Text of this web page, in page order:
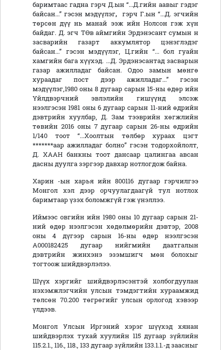
баримтаас гадна гэрч Д.ын “...Д.гийн аавыг гэдэг
байсан...” гэсэн мэдүүлэг, гэрч Г.ын “...Д. эгчийн
төрсөн дүү нь манай ээж ийн Нолсон гэж хүн
байдаг. Д. эгч ТӨв аймгийн Эрдэнэсант сумын н
засварийн газарт аккумлятор цэнэглэдэг
байсан...” гэсэн мэдүүлэг, Ц.гийн “... бол гуайн
хамгийн бага хүүхэд. ...Д. Эрдэнэсантад засварын
газар ажилладаг байсан. Одоо замын мөнгө
хураадаг пост дээр ажилладаг...” гэсэн
мэдүүлэг,1980 оны 8 дугаар сарын 15-ны өдөр ийн
Үйлдвэрчний эвлэлийн гишүүнд элсэж
нээлгэсэн 1981 оны 6 дугаар сарын 11-ний өдрийн
дэвтрийн хуулбар, Д. Зам тээврийн хөгжлийн
төвийн 2016 оны 7 дугаар сарын 26-ны өдрийн
1/140 тоот “...Хоолтын төлбөр хураах цэгт
*******аар ажилладаг болно” гэсэн тодорхойлолт,
Д. ХААН банкны тоот дансаар цалингаа авсан
дасны дуулга зэргээр давхар нотлогдож байна.
Харин -ын харья ийн 800116 дугаар гэрчилгээ
Монгол хэл дээр орчуулагдаагүй тул нотлох
баримтаар үзэх боломжгүй гэж үнэллээ.
Иймээс овгийн ийн 1980 оны 10 дугаар сарын 21-
ний өдөр нээлгэсэн хөдөлмөрийн дэвтэр, 2008
оны 4 дүгээр сарын 16-ны өдөр нээлгэсэн
А000182425 дугаар нийгмийн даатгалын
дэвтрийн жинхэнэ эзэмшигч мөн болохыг
тогтоож шийдвэрлэлээ.
Шүүх хэргийг шийдвэрлэсэнтэй холбогдуулан
нэхэмжлэгчийн улсын тэмдэгтийн хураамжид
төлсөн 70.200 төгрөгийг улсын орлогод хэвээр
үлдээв.
Монгол Улсын Иргэний хэрэг шүүхэд хянан
шийдвэрлэх тухай хуулийн 115 дугаар зүйлийн
115.2.1., 116., 118., 133 дугаар зүйлийн 133.1.1.-д заасныг